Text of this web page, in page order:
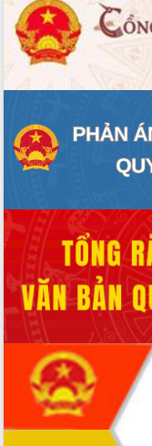
VĂN BẢN HĐND TỈNH
ĐIỂM TIN VĂN BẢN